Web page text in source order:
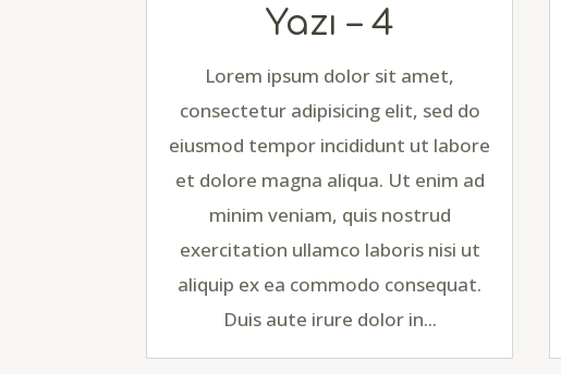
Yazı – 4
Lorem ipsum dolor sit amet,
consectetur adipisicing elit, sed do
eiusmod tempor incididunt ut labore
et dolore magna aliqua. Ut enim ad
minim veniam, quis nostrud
exercitation ullamco laboris nisi ut
aliquip ex ea commodo consequat.
Duis aute irure dolor in...